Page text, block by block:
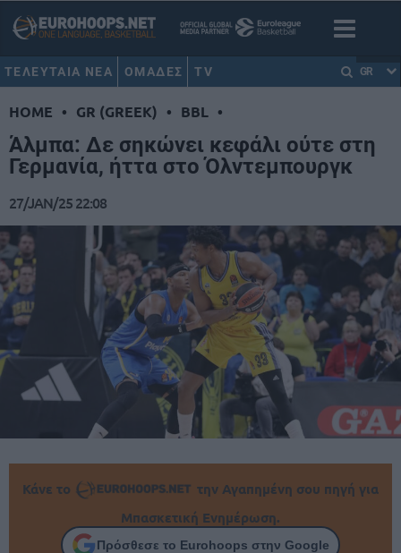
ΤΕΛΕΥΤΑΙΑ ΝΕΑ ΟΜΑΔΕΣ TV GR
HOME • GR (GREEK) • BBL •
Άλμπα: Δε σηκώνει κεφάλι ούτε στη
Γερμανία, ήττα στο Όλντεμπουργκ
27/JAN/25 22:08
Κάνε το
την Αγαπημένη σου πηγή για
Μπασκετική Ενημέρωση.
Πρόσθεσε το Eurohoops στην Google